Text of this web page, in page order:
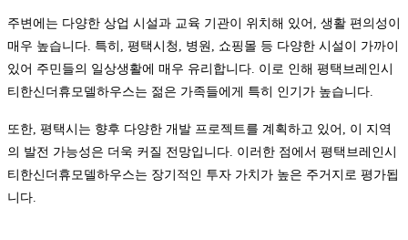
주변에는 다양한 상업 시설과 교육 기관이 위치해 있어, 생활 편의성이
매우 높습니다. 특히, 평택시청, 병원, 쇼핑몰 등 다양한 시설이 가까이
있어 주민들의 일상생활에 매우 유리합니다. 이로 인해 평택브레인시
티한신더휴모델하우스는 젊은 가족들에게 특히 인기가 높습니다.
또한, 평택시는 향후 다양한 개발 프로젝트를 계획하고 있어, 이 지역
의 발전 가능성은 더욱 커질 전망입니다. 이러한 점에서 평택브레인시
티한신더휴모델하우스는 장기적인 투자 가치가 높은 주거지로 평가됩
니다.